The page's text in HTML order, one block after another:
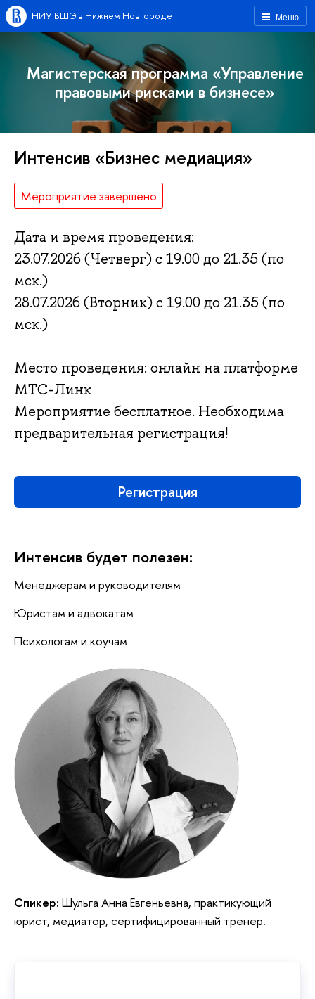
Меню
НИУ ВШЭ в Нижнем Новгороде
Магистерская программа «Управление
правовыми рисками в бизнесе»
Интенсив «Бизнес медиация»
Мероприятие завершено
Дата и время проведения:
23.07.2026 (Четверг) с 19.00 до 21.35 (по
мск.)
28.07.2026 (Вторник) с 19.00 до 21.35 (по
мск.)
Место проведения: онлайн на платформе
МТС-Линк
Мероприятие бесплатное. Необходима
предварительная регистрация!
Регистрация
Интенсив будет полезен:
Менеджерам и руководителям
Юристам и адвокатам
Психологам и коучам
Спикер: Шульга Анна Евгеньевна, практикующий
юрист, медиатор, сертифицированный тренер.